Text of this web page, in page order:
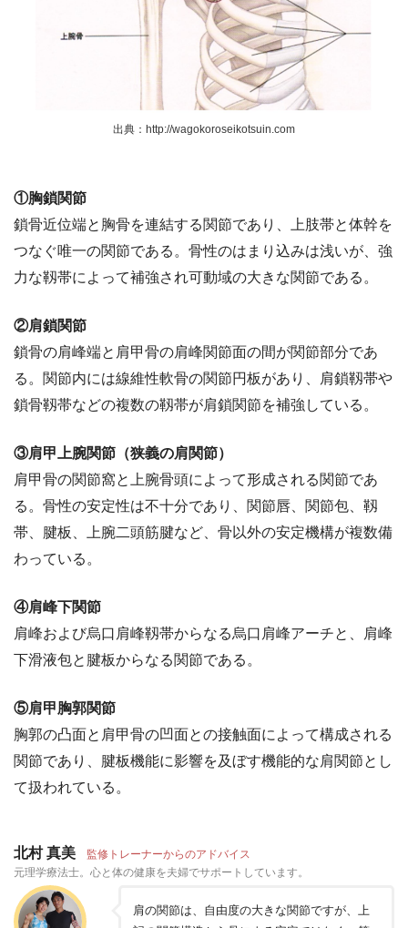
出典：http://wagokoroseikotsuin.com
①胸鎖関節
鎖骨近位端と胸骨を連結する関節であり、上肢帯と体幹を
つなぐ唯一の関節である。骨性のはまり込みは浅いが、強
力な靱帯によって補強され可動域の大きな関節である。
②肩鎖関節
鎖骨の肩峰端と肩甲骨の肩峰関節面の間が関節部分であ
る。関節内には線維性軟骨の関節円板があり、肩鎖靱帯や
鎖骨靱帯などの複数の靱帯が肩鎖関節を補強している。
③肩甲上腕関節（狭義の肩関節）
肩甲骨の関節窩と上腕骨頭によって形成される関節であ
る。骨性の安定性は不十分であり、関節唇、関節包、靱
帯、腱板、上腕二頭筋腱など、骨以外の安定機構が複数備
わっている。
④肩峰下関節
肩峰および烏口肩峰靱帯からなる烏口肩峰アーチと、肩峰
下滑液包と腱板からなる関節である。
⑤肩甲胸郭関節
胸郭の凸面と肩甲骨の凹面との接触面によって構成される
関節であり、腱板機能に影響を及ぼす機能的な肩関節とし
て扱われている。
北村 真美 監修トレーナーからのアドバイス
元理学療法士。心と体の健康を夫婦でサポートしています。
肩の関節は、自由度の大きな関節ですが、上